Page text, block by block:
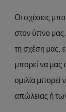
Οι σχέσεις
στον ύπνο
τη σχέση μας,
μπορεί να μας
ομιλία μπορεί
απώλειας ή